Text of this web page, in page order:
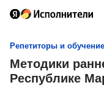
Репетиторы и обучение
Методики
Республике